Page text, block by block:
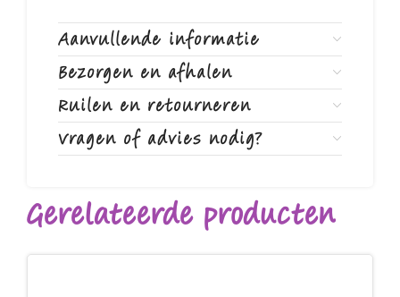
Aanvullende informatie
Bezorgen en afhalen
Ruilen en retourneren
Vragen of advies nodig?
Gerelateerde producten